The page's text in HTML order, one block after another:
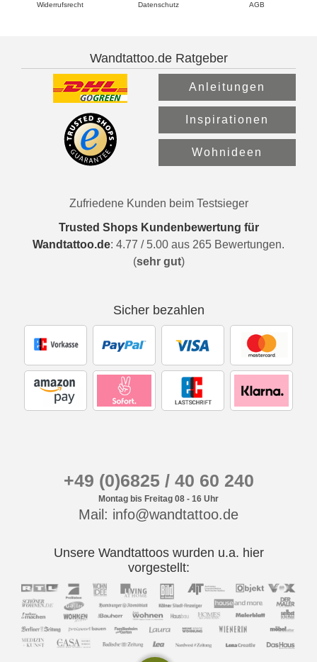
Widerrufsrecht Datenschutz AGB
Wandtattoo.de Ratgeber
Anleitungen
Inspirationen
Wohnideen
Zufriedene Kunden beim Testsieger
Trusted Shops Kundenbewertung für
Wandtattoo.de: 4.77 / 5.00 aus 265 Bewertungen.
(sehr gut)
Sicher bezahlen
+49 (0)6825 / 40 60 240
Montag bis Freitag 08 - 16 Uhr
Mail: info@wandtattoo.de
Unsere Wandtattoos wurden u.a. hier
vorgestellt: